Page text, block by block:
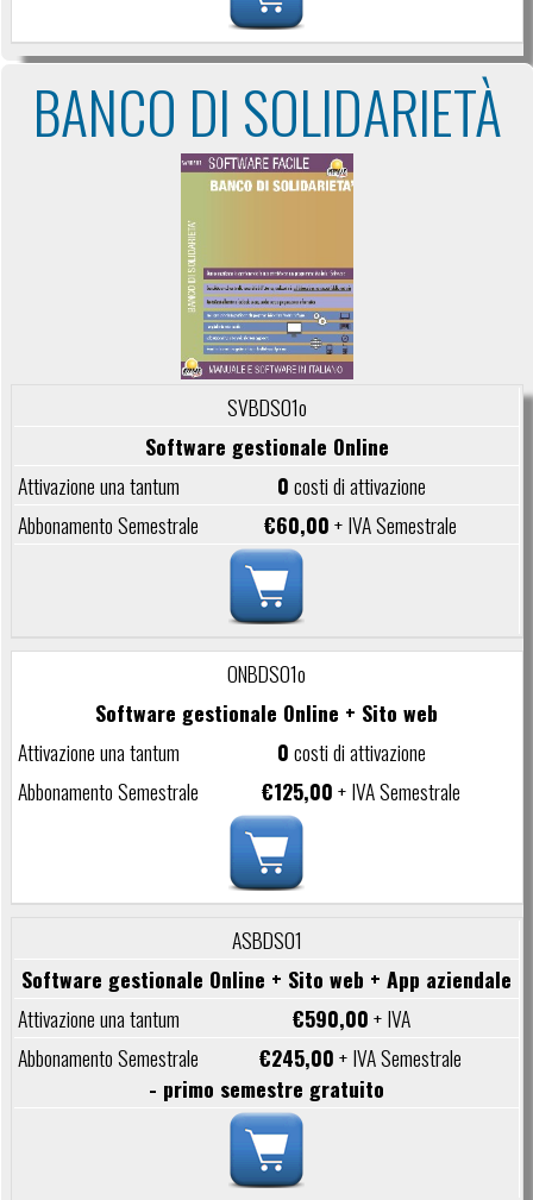
BANCO DI SOLIDARIETÀ
SVBDS01o
Software gestionale Online
0costi di attivazione
€60,00+ IVA Semestrale
ONBDS01o
Software gestionale Online + Sito web
0costi di attivazione
€125,00+ IVA Semestrale
ASBDS01
Software gestionale Online + Sito web + App aziendale
€590,00+ IVA
€245,00+ IVA Semestrale
- primo semestre gratuito